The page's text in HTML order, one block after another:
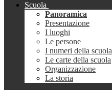
Scuola
Panoramica
Presentazione
I luoghi
Le persone
I numeri della scuola
Le carte della scuola
Organizzazione
La storia